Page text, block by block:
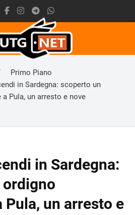
Primo Piano
in Sardegna: scoperto un
Pula, un arresto e nove
in Sardegna:
un arresto e